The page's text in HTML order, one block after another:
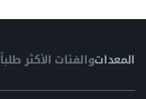
المعداتوالفئات الأكثر طلباً